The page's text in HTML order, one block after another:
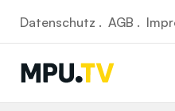
Datenschutz . AGB .